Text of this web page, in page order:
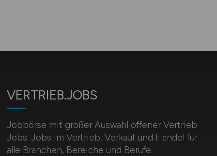
VERTRIEB.JOBS
Jobbörse mit großer Auswahl offener Vertrieb
Jobs: Jobs im Vertrieb, Verkauf und Handel für
alle Branchen, Bereiche und Berufe.